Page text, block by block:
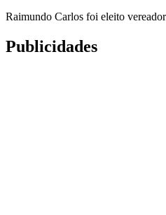
Raimundo Carlos foi eleito
Publicidades